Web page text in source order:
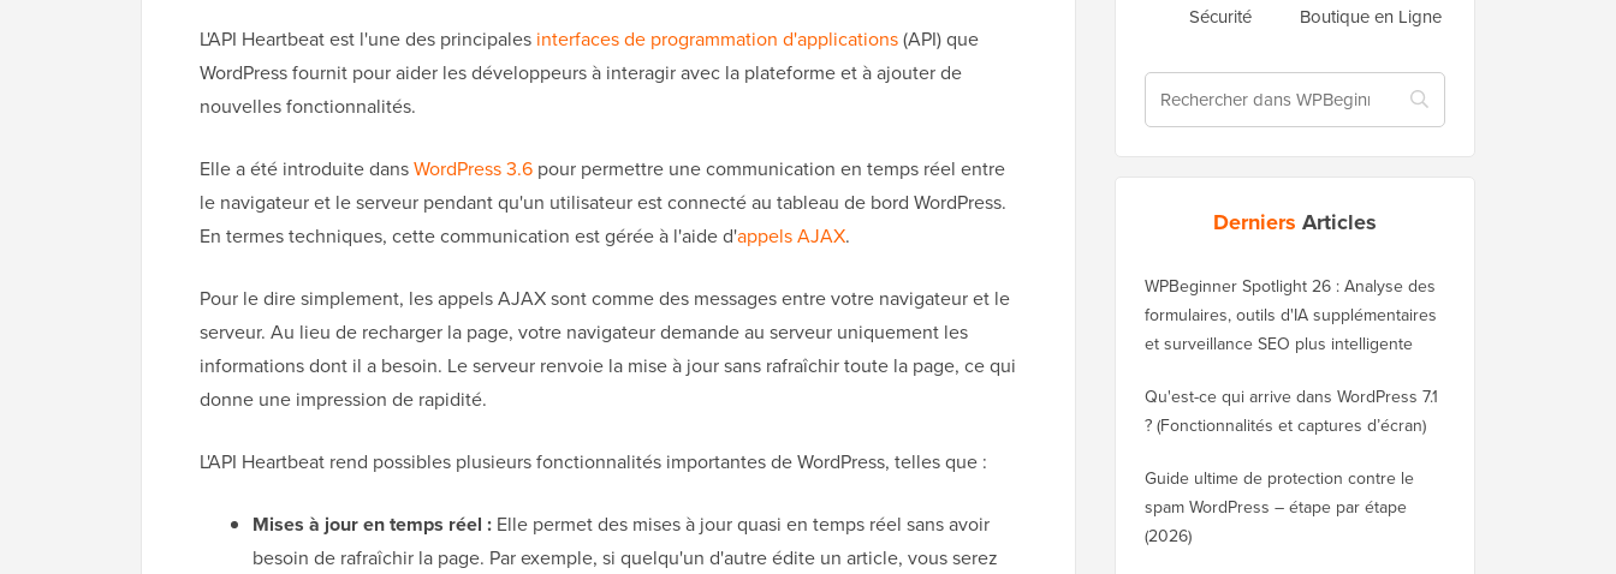
L'API Heartbeat est l'une des principales interfaces de programmation d'applications(API) que
WordPress fournit pour aider les développeurs à interagir avec la plateforme et à ajouter de
nouvelles fonctionnalités.
Elle a été introduite dansWordPress 3.6 pour permettre une communication en temps réel entre
le navigateur et le serveur pendant qu'un utilisateur est connecté au tableau de bord WordPress.
En termes techniques, cette communication est gérée à l'aide d'appels AJAX.
Pour le dire simplement, les appels AJAX sont comme des messages entre votre navigateur et le
serveur. Au lieu de recharger la page, votre navigateur demande au serveur uniquement les
informations dont il a besoin. Le serveur renvoie la mise à jour sans rafraîchir toute la page, ce qui
donne une impression de rapidité.
L'API Heartbeat rend possibles plusieurs fonctionnalités importantes de WordPress, telles que :
Mises à jour en temps réel : Elle permet des mises à jour quasi en temps réel sans avoir
besoin de rafraîchir la page. Par exemple, si quelqu'un d'autre édite un article, vous serez
Sécurité
Boutique en Ligne
Derniers Articles
WPBeginner Spotlight 26 : Analyse des
formulaires, outils d'IA supplémentaires
et surveillance SEO plus intelligente
Qu'est-ce qui arrive dans WordPress 7.1
? (Fonctionnalités et captures d’écran)
Guide ultime de protection contre le
spam WordPress – étape par étape
(2026)